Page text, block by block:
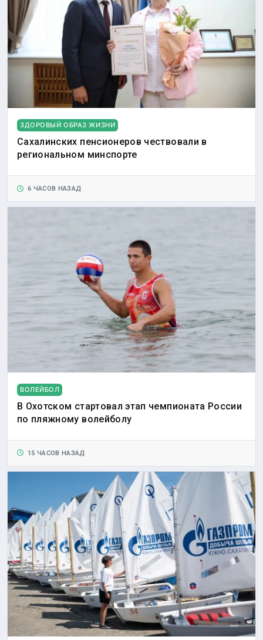
ЗДОРОВЫЙ ОБРАЗ ЖИЗНИ
Сахалинских пенсионеров чествовали в
региональном минспорте
6 ЧАСОВ НАЗАД
ВОЛЕЙБОЛ
В Охотском стартовал этап чемпионата России
по пляжному волейболу
15 ЧАСОВ НАЗАД